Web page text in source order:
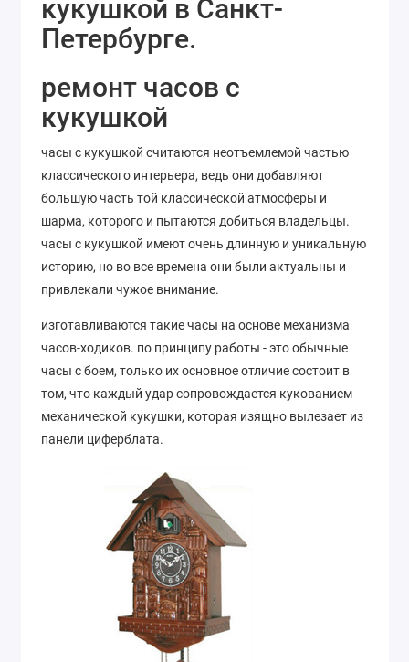
кукушкой в Санкт-
Петербурге.
ремонт часов с
кукушкой
часы с кукушкой считаются неотъемлемой частью
классического интерьера, ведь они добавляют
большую часть той классической атмосферы и
шарма, которого и пытаются добиться владельцы.
часы с кукушкой имеют очень длинную и уникальную
историю, но во все времена они были актуальны и
привлекали чужое внимание.
изготавливаются такие часы на основе механизма
часов-ходиков. по принципу работы - это обычные
часы с боем, только их основное отличие состоит в
том, что каждый удар сопровождается кукованием
механической кукушки, которая изящно вылезает из
панели циферблата.